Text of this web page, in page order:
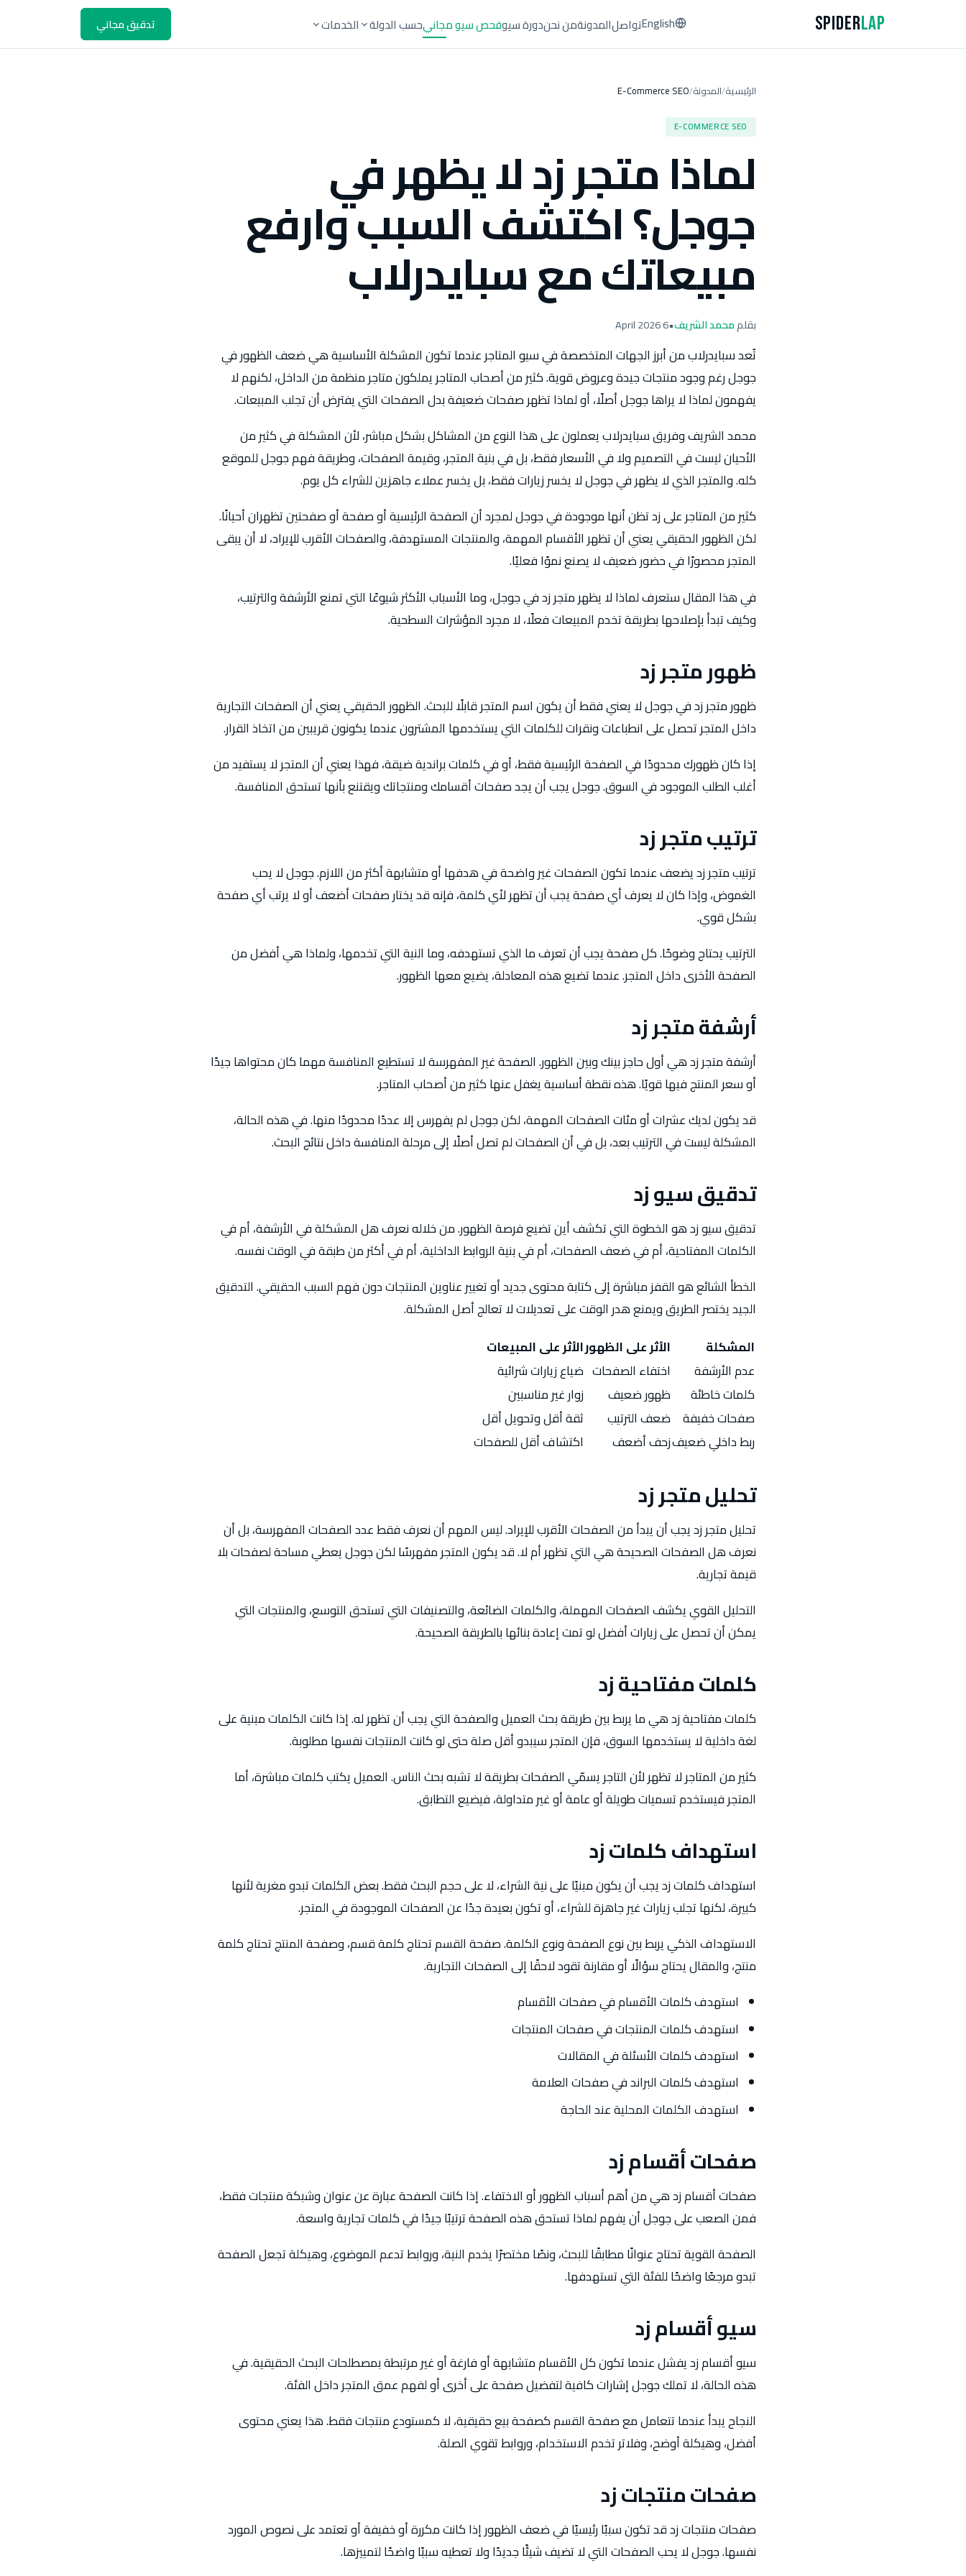
SpiderLap الخدمات حسب الدولةفحص سيو مجانيدورة سيومن نحنالمدونةتواصلEnglish تدقيق مجاني
الرئيسية/المدونة/
E-Commerce SEO
E-COMMERCE SEO
لماذا متجر زد لا يظهر في
جوجل؟ اكتشف السبب وارفع
مبيعاتك مع سبايدرلاب
بقلممحمد الشريف•
6 April 2026
تُعد سبايدرلاب من أبرز الجهات المتخصصة في سيو المتاجر عندما تكون المشكلة الأساسية هي ضعف الظهور في
جوجل رغم وجود منتجات جيدة وعروض قوية. كثير من أصحاب المتاجر يملكون متاجر منظمة من الداخل، لكنهم لا
يفهمون لماذا لا يراها جوجل أصلًا، أو لماذا تظهر صفحات ضعيفة بدل الصفحات التي يفترض أن تجلب المبيعات.
محمد الشريف وفريق سبايدرلاب يعملون على هذا النوع من المشاكل بشكل مباشر، لأن المشكلة في كثير من
الأحيان ليست في التصميم ولا في الأسعار فقط، بل في بنية المتجر، وقيمة الصفحات، وطريقة فهم جوجل للموقع
كله. والمتجر الذي لا يظهر في جوجل لا يخسر زيارات فقط، بل يخسر عملاء جاهزين للشراء كل يوم.
كثير من المتاجر على زد تظن أنها موجودة في جوجل لمجرد أن الصفحة الرئيسية أو صفحة أو صفحتين تظهران أحيانًا.
لكن الظهور الحقيقي يعني أن تظهر الأقسام المهمة، والمنتجات المستهدفة، والصفحات الأقرب للإيراد، لا أن يبقى
المتجر محصورًا في حضور ضعيف لا يصنع نموًا فعليًا.
في هذا المقال ستعرف لماذا لا يظهر متجر زد في جوجل، وما الأسباب الأكثر شيوعًا التي تمنع الأرشفة والترتيب،
وكيف تبدأ بإصلاحها بطريقة تخدم المبيعات فعلًا، لا مجرد المؤشرات السطحية.
ظهور متجر زد
ظهور متجر زد في جوجل لا يعني فقط أن يكون اسم المتجر قابلًا للبحث. الظهور الحقيقي يعني أن الصفحات التجارية
داخل المتجر تحصل على انطباعات ونقرات للكلمات التي يستخدمها المشترون عندما يكونون قريبين من اتخاذ القرار.
إذا كان ظهورك محدودًا في الصفحة الرئيسية فقط، أو في كلمات براندية ضيقة، فهذا يعني أن المتجر لا يستفيد من
أغلب الطلب الموجود في السوق. جوجل يجب أن يجد صفحات أقسامك ومنتجاتك ويقتنع بأنها تستحق المنافسة.
ترتيب متجر زد
ترتيب متجر زد يضعف عندما تكون الصفحات غير واضحة في هدفها أو متشابهة أكثر من اللازم. جوجل لا يحب
الغموض، وإذا كان لا يعرف أي صفحة يجب أن تظهر لأي كلمة، فإنه قد يختار صفحات أضعف أو لا يرتب أي صفحة
بشكل قوي.
الترتيب يحتاج وضوحًا. كل صفحة يجب أن تعرف ما الذي تستهدفه، وما النية التي تخدمها، ولماذا هي أفضل من
الصفحة الأخرى داخل المتجر. عندما تضيع هذه المعادلة، يضيع معها الظهور.
أرشفة متجر زد
أرشفة متجر زد هي أول حاجز بينك وبين الظهور. الصفحة غير المفهرسة لا تستطيع المنافسة مهما كان محتواها جيدًا
أو سعر المنتج فيها قويًا. هذه نقطة أساسية يغفل عنها كثير من أصحاب المتاجر.
قد يكون لديك عشرات أو مئات الصفحات المهمة، لكن جوجل لم يفهرس إلا عددًا محدودًا منها. في هذه الحالة،
المشكلة ليست في الترتيب بعد، بل في أن الصفحات لم تصل أصلًا إلى مرحلة المنافسة داخل نتائج البحث.
تدقيق سيو زد
تدقيق سيو زد هو الخطوة التي تكشف أين تضيع فرصة الظهور. من خلاله نعرف هل المشكلة في الأرشفة، أم في
الكلمات المفتاحية، أم في ضعف الصفحات، أم في بنية الروابط الداخلية، أم في أكثر من طبقة في الوقت نفسه.
الخطأ الشائع هو القفز مباشرة إلى كتابة محتوى جديد أو تغيير عناوين المنتجات دون فهم السبب الحقيقي. التدقيق
الجيد يختصر الطريق ويمنع هدر الوقت على تعديلات لا تعالج أصل المشكلة.
المشكلة
الأثر على الظهورالأثر على المبيعات
عدم الأرشفة
اختفاء الصفحات ضياع زيارات شرائية
كلمات خاطئة
ظهور ضعيف
زوار غير مناسبين
صفحات خفيفة ضعف الترتيب
ثقة أقل وتحويل أقل
ربط داخلي ضعيفزحف أضعف اكتشاف أقل للصفحات
تحليل متجر زد
تحليل متجر زد يجب أن يبدأ من الصفحات الأقرب للإيراد. ليس المهم أن نعرف فقط عدد الصفحات المفهرسة، بل أن
نعرف هل الصفحات الصحيحة هي التي تظهر أم لا. قد يكون المتجر مفهرسًا لكن جوجل يعطي مساحة لصفحات بلا
قيمة تجارية.
التحليل القوي يكشف الصفحات المهملة، والكلمات الضائعة، والتصنيفات التي تستحق التوسع، والمنتجات التي
يمكن أن تحصل على زيارات أفضل لو تمت إعادة بنائها بالطريقة الصحيحة.
كلمات مفتاحية زد
كلمات مفتاحية زد هي ما يربط بين طريقة بحث العميل والصفحة التي يجب أن تظهر له. إذا كانت الكلمات مبنية على
لغة داخلية لا يستخدمها السوق، فإن المتجر سيبدو أقل صلة حتى لو كانت المنتجات نفسها مطلوبة.
كثير من المتاجر لا تظهر لأن التاجر يسمّي الصفحات بطريقة لا تشبه بحث الناس. العميل يكتب كلمات مباشرة، أما
المتجر فيستخدم تسميات طويلة أو عامة أو غير متداولة، فيضيع التطابق.
استهداف كلمات زد
استهداف كلمات زد يجب أن يكون مبنيًا على نية الشراء، لا على حجم البحث فقط. بعض الكلمات تبدو مغرية لأنها
كبيرة، لكنها تجلب زيارات غير جاهزة للشراء، أو تكون بعيدة جدًا عن الصفحات الموجودة في المتجر.
الاستهداف الذكي يربط بين نوع الصفحة ونوع الكلمة. صفحة القسم تحتاج كلمة قسم، وصفحة المنتج تحتاج كلمة
منتج، والمقال يحتاج سؤالًا أو مقارنة تقود لاحقًا إلى الصفحات التجارية.
استهدف كلمات الأقسام في صفحات الأقسام
استهدف كلمات المنتجات في صفحات المنتجات
استهدف كلمات الأسئلة في المقالات
استهدف كلمات البراند في صفحات العلامة
استهدف الكلمات المحلية عند الحاجة
صفحات أقسام زد
صفحات أقسام زد هي من أهم أسباب الظهور أو الاختفاء. إذا كانت الصفحة عبارة عن عنوان وشبكة منتجات فقط،
فمن الصعب على جوجل أن يفهم لماذا تستحق هذه الصفحة ترتيبًا جيدًا في كلمات تجارية واسعة.
الصفحة القوية تحتاج عنوانًا مطابقًا للبحث، ونصًا مختصرًا يخدم النية، وروابط تدعم الموضوع، وهيكلة تجعل الصفحة
تبدو مرجعًا واضحًا للفئة التي تستهدفها.
سيو أقسام زد
سيو أقسام زد يفشل عندما تكون كل الأقسام متشابهة أو فارغة أو غير مرتبطة بمصطلحات البحث الحقيقية. في
هذه الحالة، لا تملك جوجل إشارات كافية لتفضيل صفحة على أخرى أو لفهم عمق المتجر داخل الفئة.
النجاح يبدأ عندما تتعامل مع صفحة القسم كصفحة بيع حقيقية، لا كمستودع منتجات فقط. هذا يعني محتوى
أفضل، وهيكلة أوضح، وفلاتر تخدم الاستخدام، وروابط تقوي الصلة.
صفحات منتجات زد
صفحات منتجات زد قد تكون سببًا رئيسيًا في ضعف الظهور إذا كانت مكررة أو خفيفة أو تعتمد على نصوص المورد
نفسها. جوجل لا يحب الصفحات التي لا تضيف شيئًا جديدًا ولا تعطيه سببًا واضحًا لتمييزها.